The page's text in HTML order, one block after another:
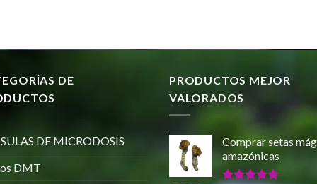
DE
DE MICRODOSIS
DMT
PRODUCTOS MEJOR
VALORADOS
Comprar setas
amazónicas